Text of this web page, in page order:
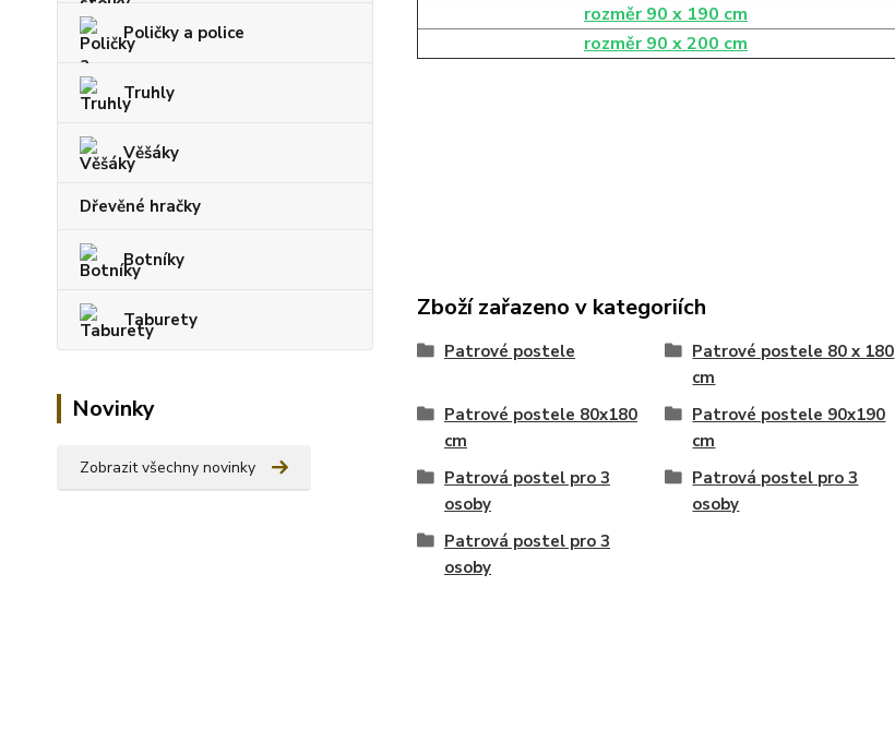
Poličky a police
Truhly
Věšáky
Dřevěné hračky
Botníky
Taburety
Novinky
Zobrazit všechny novinky
rozměr 90 x 190 cm
rozměr 90 x 200 cm
Zboží zařazeno v kategoriích
Patrové postele
Patrové postele 80 x 180
cm
Patrové postele 80x180
cm
Patrové postele 90x190
cm
Patrová postel pro 3
osoby
Patrová postel pro 3
osoby
Patrová postel pro 3
osoby